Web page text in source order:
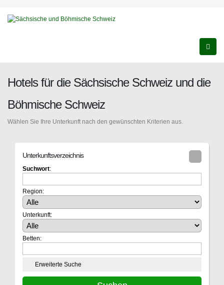
Hotels für die Sächsische Schweiz und die
Böhmische Schweiz
Wählen Sie Ihre Unterkunft nach den gewünschten Kriterien aus.
Unterkunftsverzeichnis
Suchwort:
Region:
Unterkunft:
Betten:
Erweiterte Suche